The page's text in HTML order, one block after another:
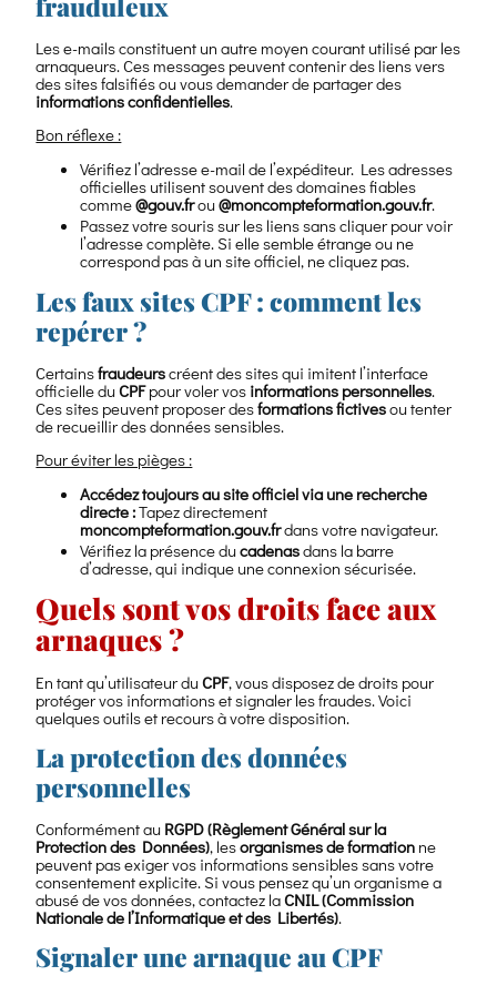
Les e-mails constituent un autre moyen courant utilisé par les
arnaqueurs. Ces messages peuvent contenir des liens vers
des sites falsifiés ou vous demander de partager des
informations confidentielles.
Bon réflexe :
Vérifiez l’adresse e-mail de l’expéditeur. Les adresses
officielles utilisent souvent des domaines fiables
comme@gouv.frou@moncompteformation.gouv.fr.
Passez votre souris sur les liens sans cliquer pour voir
l’adresse complète. Si elle semble étrange ou ne
correspond pas à un site officiel, ne cliquez pas.
Les faux sites CPF : comment les
repérer ?
Certainsfraudeurscréent des sites qui imitent l’interface
officielle duCPFpour voler vos informations personnelles.
Ces sites peuvent proposer desformations fictivesou tenter
de recueillir des données sensibles.
Pour éviter les pièges :
Accédez toujours au site officiel via une recherche
directe :Tapez directement
moncompteformation.gouv.frdans votre navigateur.
Vérifiez la présence ducadenasdans la barre
d’adresse, qui indique une connexion sécurisée.
Quels sont vos droits face aux
arnaques ?
En tant qu’utilisateur duCPF, vous disposez de droits pour
protéger vos informations et signaler les fraudes. Voici
quelques outils et recours à votre disposition.
La protection des données
personnelles
Conformément au RGPD (Règlement Général sur la
Protection des Données), lesorganismes de formation ne
peuvent pas exiger vos informations sensibles sans votre
consentement explicite. Si vous pensez qu’un organisme a
abusé de vos données, contactez laCNIL (Commission
Nationale de l’Informatique et des Libertés).
Signaler une arnaque au CPF